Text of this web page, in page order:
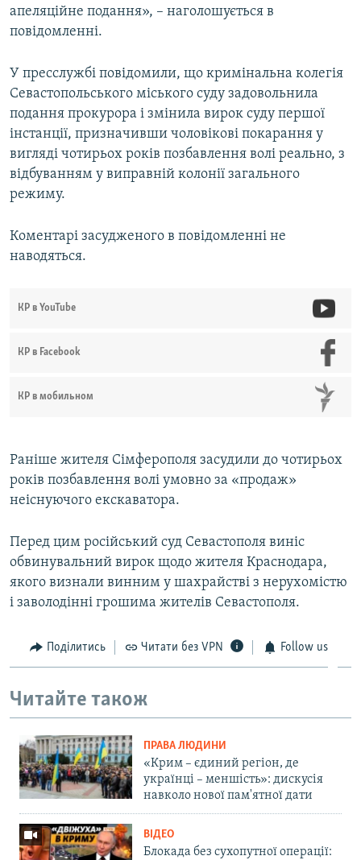
апеляційне подання», – наголошується в
повідомленні.
У пресслужбі повідомили, що кримінальна колегія
Севастопольського міського суду задовольнила
подання прокурора і змінила вирок суду першої
інстанції, призначивши чоловікові покарання у
вигляді чотирьох років позбавлення волі реально, з
відбуванням у виправній колонії загального
режиму.
Коментарі засудженого в повідомленні не
наводяться.
КР в YouTube
КР в Facebook
КР в мобильном
Раніше жителя Сімферополя засудили до чотирьох
років позбавлення волі умовно за «продаж»
неіснуючого екскаватора.
Перед цим російський суд Севастополя виніс
обвинувальний вирок щодо жителя Краснодара,
якого визнали винним у шахрайстві з нерухомістю
і заволодінні грошима жителів Севастополя.
Поділитись Читати без VPN Follow us
Читайте також
ПРАВА ЛЮДИНИ
«Крим – єдиний регіон, де
українці – меншість»: дискусія
навколо нової пам'ятної дати
ВІДЕО
Блокада без сухопутної операції: